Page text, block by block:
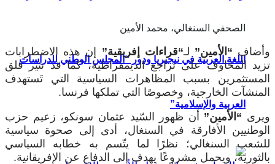
اللغة العربية في نيجيريا ودور “المجلس الوطني للدراسات
العربية والإسلامية”
الصحفي السنغالي، محمد الأمين
وأضاف “الأمين” لـ“قراءات إفريقية” إن هذه الاضطرابات
تزيد المخاوف على تراجع الديمقراطية، كما قد تثير قلق
المستثمرين بسبب المظاهرات السياسية التي تَستهدف
المنشآت الخارجية، وخصوصًا التي تملكها فرنسا.
ويرى “الأمين” أن ظهور السّيد عثمان سونكو، زعيم حزب
الوطنيين الأفارقة في السنغال، أدى إلى صحوة سياسية
للشعب السنغالي؛ نظرًا لما يتّسم به خطابه السياسي
بالثورية، ويحمل مشروعًا يهدف إلى الدفاع عن الإفريقانية.